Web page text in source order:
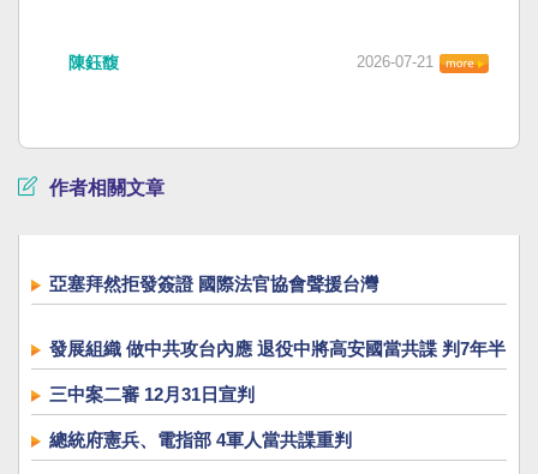
陳鈺馥 2026-07-21
作者相關文章
亞塞拜然拒發簽證 國際法官協會聲援台灣
發展組織 做中共攻台內應 退役中將高安國當共諜 判7年半
三中案二審 12月31日宣判
總統府憲兵、電指部 4軍人當共諜重判